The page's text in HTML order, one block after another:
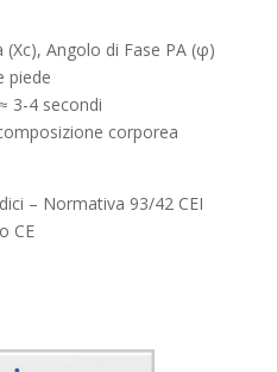
(Xc), Angolo di Fase PA (φ)
piede
3-4 secondi
corporea
– Normativa 93/42 CEI
CE